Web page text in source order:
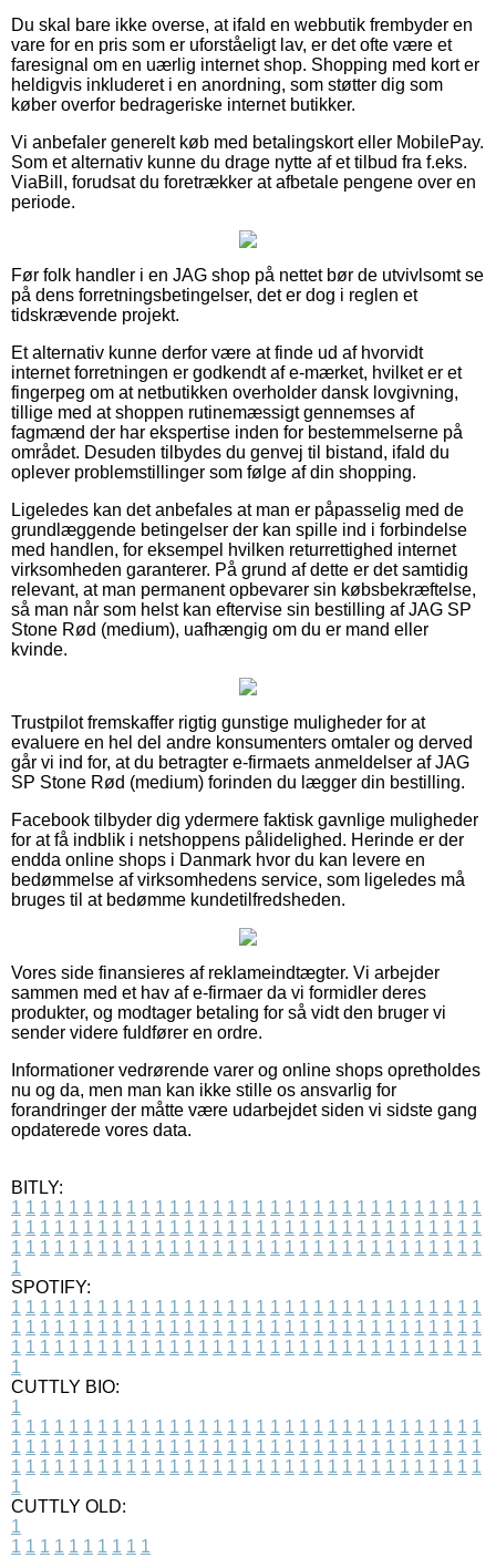
Du skal bare ikke overse, at ifald en webbutik frembyder en
vare for en pris som er uforståeligt lav, er det ofte være et
faresignal om en uærlig internet shop. Shopping med kort er
heldigvis inkluderet i en anordning, som støtter dig som
køber overfor bedrageriske internet butikker.
Vi anbefaler generelt køb med betalingskort eller MobilePay.
Som et alternativ kunne du drage nytte af et tilbud fra f.eks.
ViaBill, forudsat du foretrækker at afbetale pengene over en
periode.
Før folk handler i en JAG shop på nettet bør de utvivlsomt se
på dens forretningsbetingelser, det er dog i reglen et
tidskrævende projekt.
Et alternativ kunne derfor være at finde ud af hvorvidt
internet forretningen er godkendt af e-mærket, hvilket er et
fingerpeg om at netbutikken overholder dansk lovgivning,
tillige med at shoppen rutinemæssigt gennemses af
fagmænd der har ekspertise inden for bestemmelserne på
området. Desuden tilbydes du genvej til bistand, ifald du
oplever problemstillinger som følge af din shopping.
Ligeledes kan det anbefales at man er påpasselig med de
grundlæggende betingelser der kan spille ind i forbindelse
med handlen, for eksempel hvilken returrettighed internet
virksomheden garanterer. På grund af dette er det samtidig
relevant, at man permanent opbevarer sin købsbekræftelse,
så man når som helst kan eftervise sin bestilling af JAG SP
Stone Rød (medium), uafhængig om du er mand eller
kvinde.
Trustpilot fremskaffer rigtig gunstige muligheder for at
evaluere en hel del andre konsumenters omtaler og derved
går vi ind for, at du betragter e-firmaets anmeldelser af JAG
SP Stone Rød (medium) forinden du lægger din bestilling.
Facebook tilbyder dig ydermere faktisk gavnlige muligheder
for at få indblik i netshoppens pålidelighed. Herinde er der
endda online shops i Danmark hvor du kan levere en
bedømmelse af virksomhedens service, som ligeledes må
bruges til at bedømme kundetilfredsheden.
Vores side finansieres af reklameindtægter. Vi arbejder
sammen med et hav af e-firmaer da vi formidler deres
produkter, og modtager betaling for så vidt den bruger vi
sender videre fuldfører en ordre.
Informationer vedrørende varer og online shops opretholdes
nu og da, men man kan ikke stille os ansvarlig for
forandringer der måtte være udarbejdet siden vi sidste gang
opdaterede vores data.
BITLY:
1 1 1 1 1 1 1 1 1 1 1 1 1 1 1 1 1 1 1 1 1 1 1 1 1 1 1 1 1 1 1 1 1
1 1 1 1 1 1 1 1 1 1 1 1 1 1 1 1 1 1 1 1 1 1 1 1 1 1 1 1 1 1 1 1 1
1 1 1 1 1 1 1 1 1 1 1 1 1 1 1 1 1 1 1 1 1 1 1 1 1 1 1 1 1 1 1 1 1
1
SPOTIFY:
1 1 1 1 1 1 1 1 1 1 1 1 1 1 1 1 1 1 1 1 1 1 1 1 1 1 1 1 1 1 1 1 1
1 1 1 1 1 1 1 1 1 1 1 1 1 1 1 1 1 1 1 1 1 1 1 1 1 1 1 1 1 1 1 1 1
1 1 1 1 1 1 1 1 1 1 1 1 1 1 1 1 1 1 1 1 1 1 1 1 1 1 1 1 1 1 1 1 1
1
CUTTLY BIO:
1
1 1 1 1 1 1 1 1 1 1 1 1 1 1 1 1 1 1 1 1 1 1 1 1 1 1 1 1 1 1 1 1 1
1 1 1 1 1 1 1 1 1 1 1 1 1 1 1 1 1 1 1 1 1 1 1 1 1 1 1 1 1 1 1 1 1
1 1 1 1 1 1 1 1 1 1 1 1 1 1 1 1 1 1 1 1 1 1 1 1 1 1 1 1 1 1 1 1 1
1
CUTTLY OLD:
1
1 1 1 1 1 1 1 1 1 1